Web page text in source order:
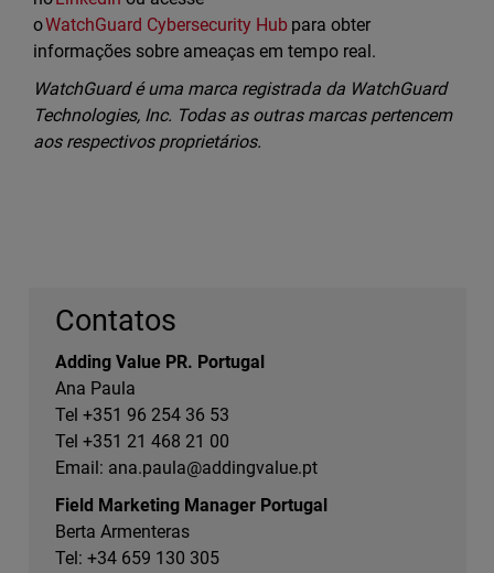
oWatchGuard Cybersecurity Hub para obter
informações sobre ameaças em tempo real.
WatchGuard é uma marca registrada da WatchGuard
Technologies, Inc. Todas as outras marcas pertencem
aos respectivos proprietários.
Contatos
Adding Value PR. Portugal
Ana Paula
Tel +351 96 254 36 53
Tel +351 21 468 21 00
Email: ana.paula@addingvalue.pt
Field Marketing Manager Portugal
Berta Armenteras
Tel: +34 659 130 305